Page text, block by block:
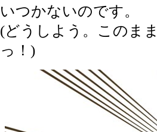
いつかないのです。
(どうしよう。このま
っ！)